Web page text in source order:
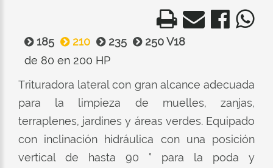
185 210 235
250 V18
de 80 en 200 HP
Trituradora lateral con gran alcance adecuada
para la limpieza de muelles, zanjas,
terraplenes, jardines y áreas verdes. Equipado
con inclinación hidráulica con una posición
vertical de hasta 90 ° para la poda y